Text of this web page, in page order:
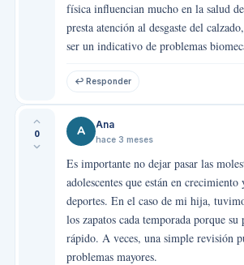
física influencian mucho en la salud
presta atención al desgaste del
ser un indicativo de problemas
↩ Responder
0 A Ana
hace 3 meses
Es importante no dejar pasar las
adolescentes que están en crecimiento
deportes. En el caso de mi hija,
los zapatos cada temporada porque su
rápido. A veces, una simple revisión
problemas mayores.